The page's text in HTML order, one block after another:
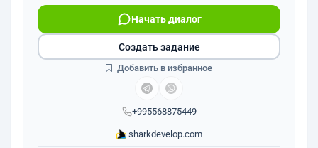
+995568875449
Начать диалог
sharkdevelop.com
Создать задание
Добавить в избранное